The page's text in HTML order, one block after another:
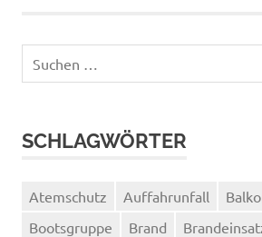
nach:
SCHLAGWÖRTER
Atemschutz Auffahrunfall
Bootsgruppe
Brand